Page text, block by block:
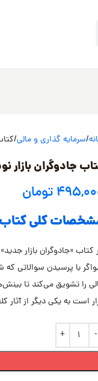
سرمایه گذاری و مالی
جادوگران بازار
تومان
کلی کتاب
کتاب «جادوگران بازار
با پرسیدن سوالاتی که
را تشویق می‌کند تا
است به یکی دیگر از